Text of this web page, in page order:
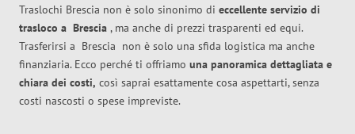
Traslochi Brescia non è solo sinonimo di eccellente servizio di
trasloco a Brescia , ma anche di prezzi trasparenti ed equi.
Trasferirsi a Brescia non è solo una sfida logistica ma anche
finanziaria. Ecco perché ti offriamo una panoramica dettagliata e
chiara dei costi, così saprai esattamente cosa aspettarti, senza
costi nascosti o spese impreviste.